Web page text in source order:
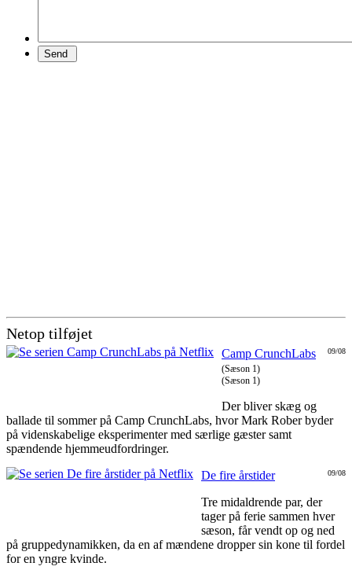
Netop tilføjet
09/08
Camp CrunchLabs
(Sæson 1)
(Sæson 1)
Der bliver skæg og
ballade til sommer på Camp CrunchLabs, hvor Mark Rober byder
på videnskabelige eksperimenter med særlige gæster samt
spændende hjemmeudfordringer.
09/08
De fire årstider
Tre midaldrende par, der
tager på ferie sammen hver
sæson, får vendt op og ned
på gruppedynamikken, da en af mændene dropper sin kone til fordel
for en yngre kvinde.